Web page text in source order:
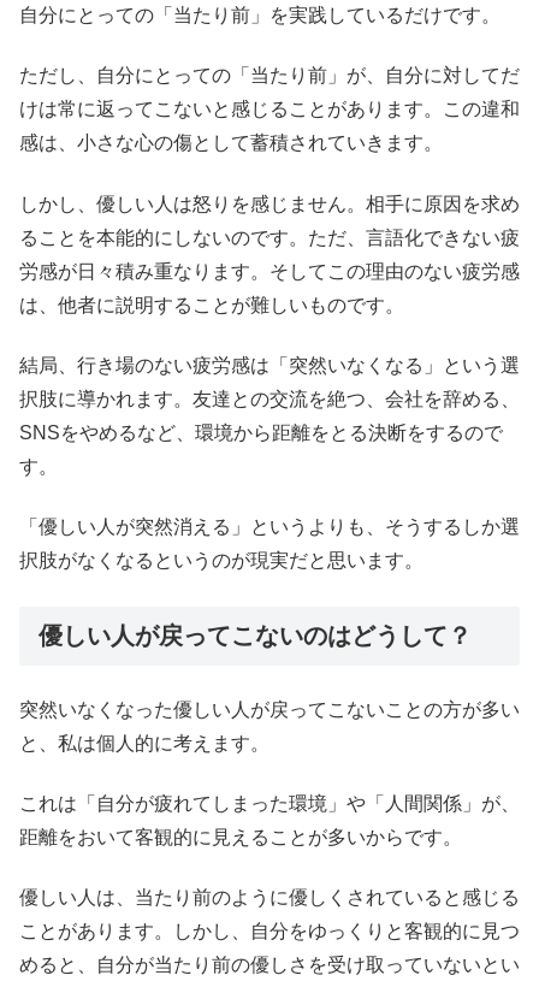
自分にとっての「当たり前」を実践しているだけです。
ただし、自分にとっての「当たり前」が、自分に対してだ
けは常に返ってこないと感じることがあります。この違和
感は、小さな心の傷として蓄積されていきます。
しかし、優しい人は怒りを感じません。相手に原因を求め
ることを本能的にしないのです。ただ、言語化できない疲
労感が日々積み重なります。そしてこの理由のない疲労感
は、他者に説明することが難しいものです。
結局、行き場のない疲労感は「突然いなくなる」という選
択肢に導かれます。友達との交流を絶つ、会社を辞める、
SNSをやめるなど、環境から距離をとる決断をするので
す。
「優しい人が突然消える」というよりも、そうするしか選
択肢がなくなるというのが現実だと思います。
優しい人が戻ってこないのはどうして？
突然いなくなった優しい人が戻ってこないことの方が多い
と、私は個人的に考えます。
これは「自分が疲れてしまった環境」や「人間関係」が、
距離をおいて客観的に見えることが多いからです。
優しい人は、当たり前のように優しくされていると感じる
ことがあります。しかし、自分をゆっくりと客観的に見つ
めると、自分が当たり前の優しさを受け取っていないとい